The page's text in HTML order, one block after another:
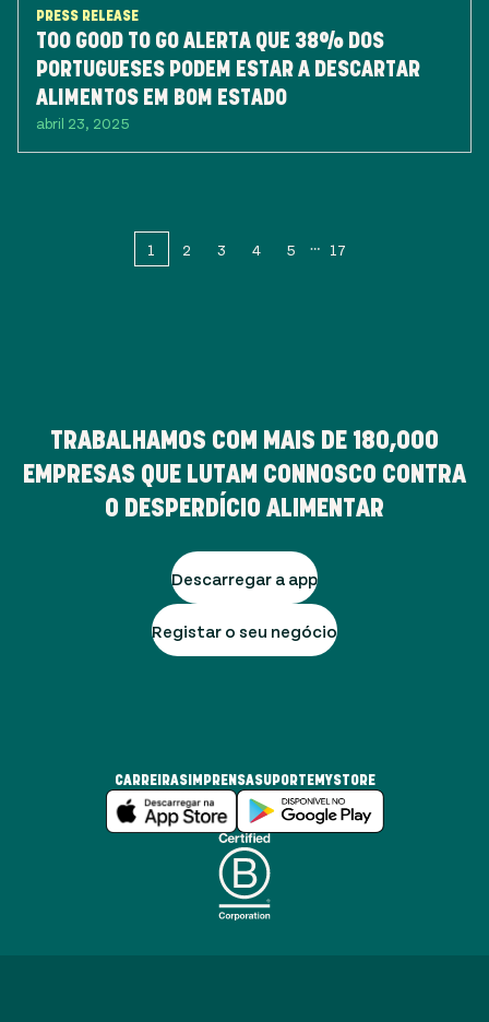
PRESS RELEASE
TOO GOOD TO GO ALERTA QUE 38% DOS
PORTUGUESES PODEM ESTAR A DESCARTAR
ALIMENTOS EM BOM ESTADO
abril 23, 2025
1 2 3 4 5 17
TRABALHAMOS COM MAIS DE 180,000
EMPRESAS QUE LUTAM CONNOSCO CONTRA
O DESPERDÍCIO ALIMENTAR
Descarregar a app
Registar o seu negócio
CARREIRASIMPRENSA SUPORTEMYSTORE